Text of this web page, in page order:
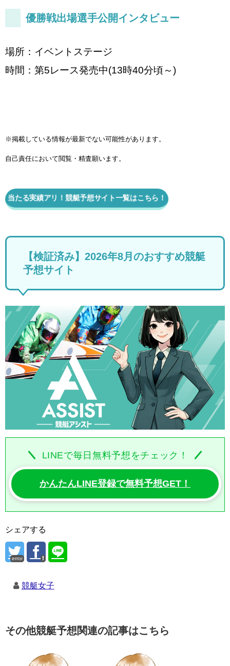
優勝戦出場選手公開インタビュー
場所：イベントステージ
時間：第5レース発売中(13時40分頃～)
※掲載している情報が最新でない可能性があります。
自己責任において閲覧・精査願います。
当たる実績アリ！競艇予想サイト一覧はこちら！
【検証済み】2026年8月のおすすめ競艇
予想サイト
LINEで毎日無料予想をチェック！
かんたんLINE登録で無料予想GET！
シェアする
error
競艇女子
その他競艇予想関連の記事はこちら